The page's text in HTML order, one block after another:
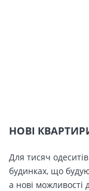
НОВІ
Для тисяч
будинках, що
а нові можливості